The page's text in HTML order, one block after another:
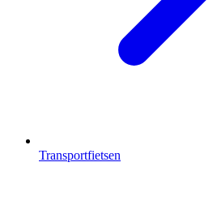
Transportfietsen